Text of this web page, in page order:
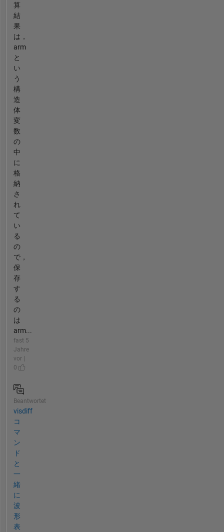
算
結
果
は，
arm
と
い
う
構
造
体
変
数
の
中
に
格
納
さ
れ
て
い
る
の
で，
保
存
す
る
の
は
arm...
fast 5
Jahre
vor |
0
Beantwortet
visdiff
コ
マ
ン
ド
と
一
緒
に
波
形
表